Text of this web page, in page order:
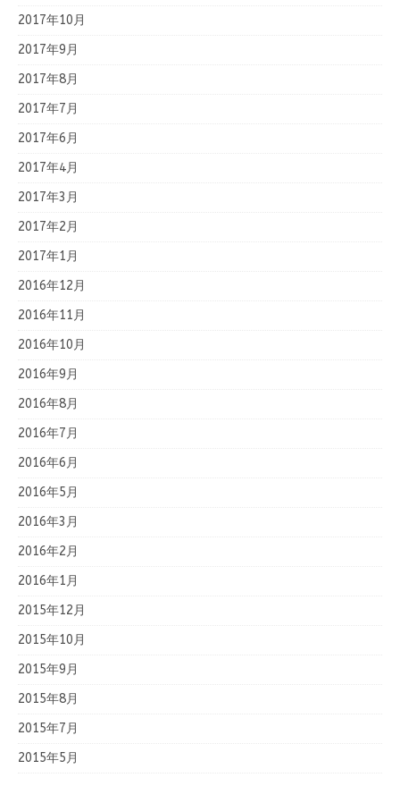
2017年10月
2017年9月
2017年8月
2017年7月
2017年6月
2017年4月
2017年3月
2017年2月
2017年1月
2016年12月
2016年11月
2016年10月
2016年9月
2016年8月
2016年7月
2016年6月
2016年5月
2016年3月
2016年2月
2016年1月
2015年12月
2015年10月
2015年9月
2015年8月
2015年7月
2015年5月